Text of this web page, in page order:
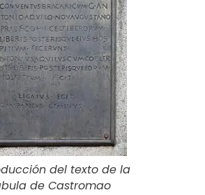
del texto de la
de Castromao